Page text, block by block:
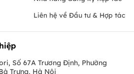
Liên hệ về Đầu tư & Hợp tác
Số 67A Trương Định, Phường
Trưng, Hà Nội